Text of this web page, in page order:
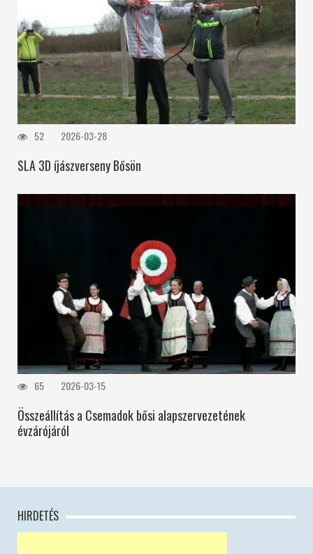
52 2026-03-28
SLA 3D íjászverseny Bősön
65 2026-03-15
Összeállítás a Csemadok bősi alapszervezetének
évzárójáról
HIRDETÉS